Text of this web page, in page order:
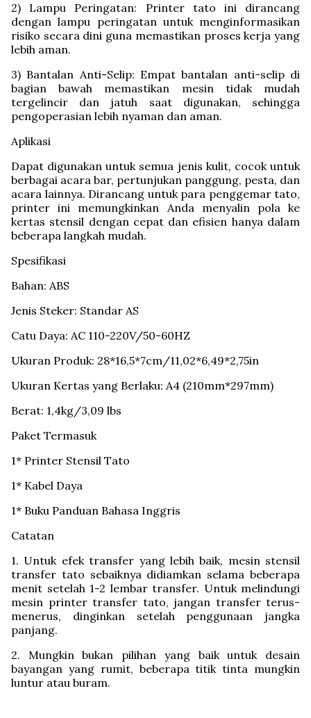
2) Lampu Peringatan: Printer tato ini dirancang
dengan lampu peringatan untuk menginformasikan
risiko secara dini guna memastikan proses kerja yang
lebih aman.
3) Bantalan Anti-Selip: Empat bantalan anti-selip di
bagian bawah memastikan mesin tidak mudah
tergelincir dan jatuh saat digunakan, sehingga
pengoperasian lebih nyaman dan aman.
Aplikasi
Dapat digunakan untuk semua jenis kulit, cocok untuk
berbagai acara bar, pertunjukan panggung, pesta, dan
acara lainnya. Dirancang untuk para penggemar tato,
printer ini memungkinkan Anda menyalin pola ke
kertas stensil dengan cepat dan efisien hanya dalam
beberapa langkah mudah.
Spesifikasi
Bahan: ABS
Jenis Steker: Standar AS
Catu Daya: AC 110-220V/50-60HZ
Ukuran Produk: 28*16,5*7cm/11,02*6,49*2,75in
Ukuran Kertas yang Berlaku: A4 (210mm*297mm)
Berat: 1,4kg/3,09 lbs
Paket Termasuk
1* Printer Stensil Tato
1* Kabel Daya
1* Buku Panduan Bahasa Inggris
Catatan
1. Untuk efek transfer yang lebih baik, mesin stensil
transfer tato sebaiknya didiamkan selama beberapa
menit setelah 1-2 lembar transfer. Untuk melindungi
mesin printer transfer tato, jangan transfer terus-
menerus, dinginkan setelah penggunaan jangka
panjang.
2. Mungkin bukan pilihan yang baik untuk desain
bayangan yang rumit, beberapa titik tinta mungkin
luntur atau buram.